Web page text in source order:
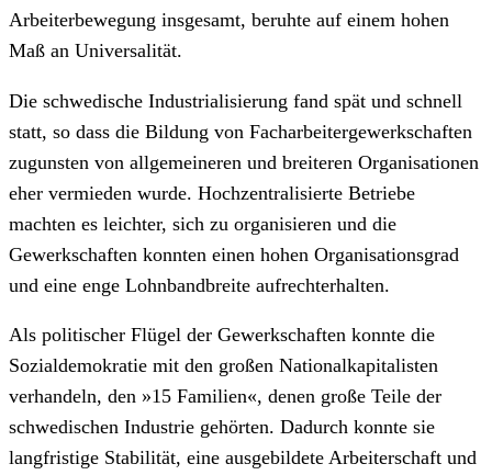
Arbeiterbewegung insgesamt, beruhte auf einem hohen
Maß an Universalität.
Die schwedische Industrialisierung fand spät und schnell
statt, so dass die Bildung von Facharbeitergewerkschaften
zugunsten von allgemeineren und breiteren Organisationen
eher vermieden wurde. Hochzentralisierte Betriebe
machten es leichter, sich zu organisieren und die
Gewerkschaften konnten einen hohen Organisationsgrad
und eine enge Lohnbandbreite aufrechterhalten.
Als politischer Flügel der Gewerkschaften konnte die
Sozialdemokratie mit den großen Nationalkapitalisten
verhandeln, den »15 Familien«, denen große Teile der
schwedischen Industrie gehörten. Dadurch konnte sie
langfristige Stabilität, eine ausgebildete Arbeiterschaft und